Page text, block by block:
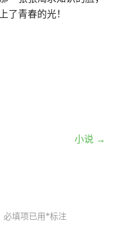
了青春的光！
小说 →
必填项已用*标注